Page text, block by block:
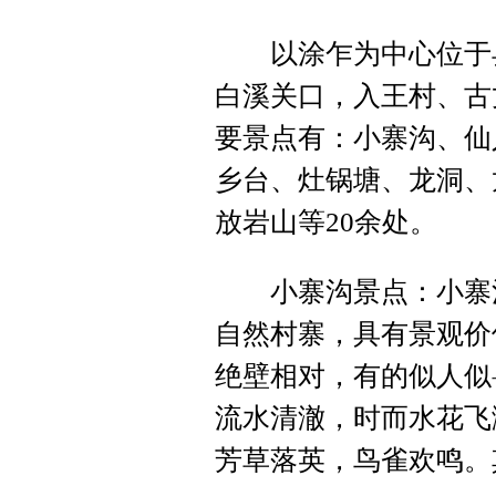
以涂乍为中心位于
白溪关口，入王村、
要景点有：小寨沟、
乡台、灶锅塘、龙洞
放岩山等20余处。
小寨沟景点：小寨
自然村寨，具有景观
绝壁相对，有的似人
流水清澈，时而水花
芳草落英，鸟雀欢鸣